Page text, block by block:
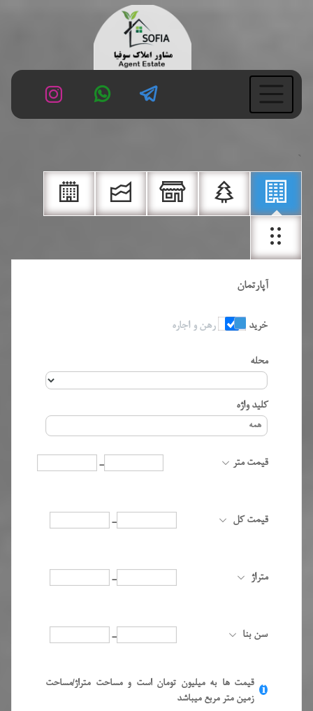
آپارتمان
خرید رهن و اجاره
محله
کلید واژه
قیمت متر -
قیمت کل -
متراژ -
سن بنا -
i
قیمت ها به میلیون تومان است و مساحت متراژ/مساحت
زمین متر مربع میباشد